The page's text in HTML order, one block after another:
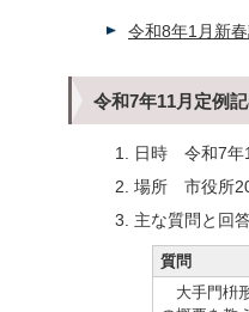
令和8年1月新
令和7年11月定例
日時 令和7年
場所 市役所
主な質問と回
質問
大手門枡